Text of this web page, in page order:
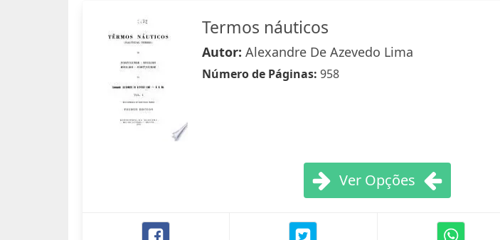
Termos náuticos
Autor: Alexandre De Azevedo Lima
Número de Páginas: 958
Ver Opções